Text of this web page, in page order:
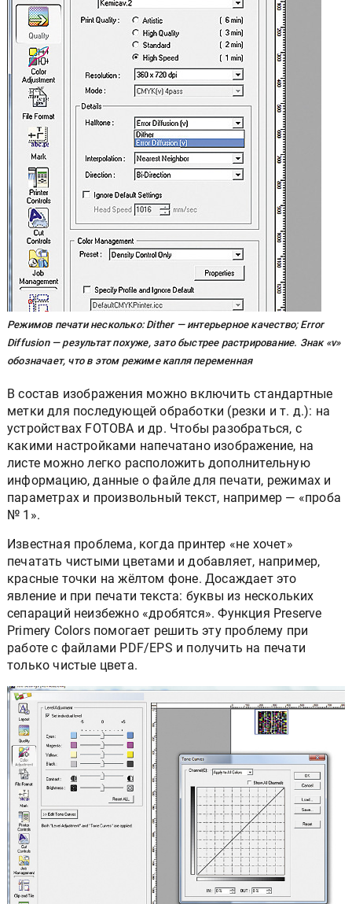
Режимов печати несколько: Dither — интерьерное качество; Error
Diffusion — результат похуже, зато быстрее растрирование. Знак «v»
обозначает, что в этом режиме капля переменная
В состав изображения можно включить стандартные
метки для последующей обработки (резки и т. д.): на
устройствах FOTOBA и др. Чтобы разобраться, с
какими настройками напечатано изображение, на
листе можно легко расположить дополнительную
информацию, данные о файле для печати, режимах и
параметрах и произвольный текст, например — «проба
№ 1».
Известная проблема, когда принтер «не хочет»
печатать чистыми цветами и добавляет, например,
красные точки на жёлтом фоне. Досаждает это
явление и при печати текста: буквы из нескольких
сепараций неизбежно «дробятся». Функция Preserve
Primery Colors помогает решить эту проблему при
работе с файлами PDF/EPS и получить на печати
только чистые цвета.